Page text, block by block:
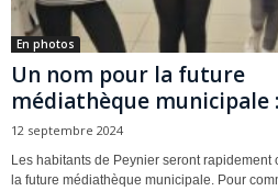
En photos
Un nom pour la future
médiathèque municipale
12 septembre 2024
Les habitants de Peynier seront
la future médiathèque municipale. Pour